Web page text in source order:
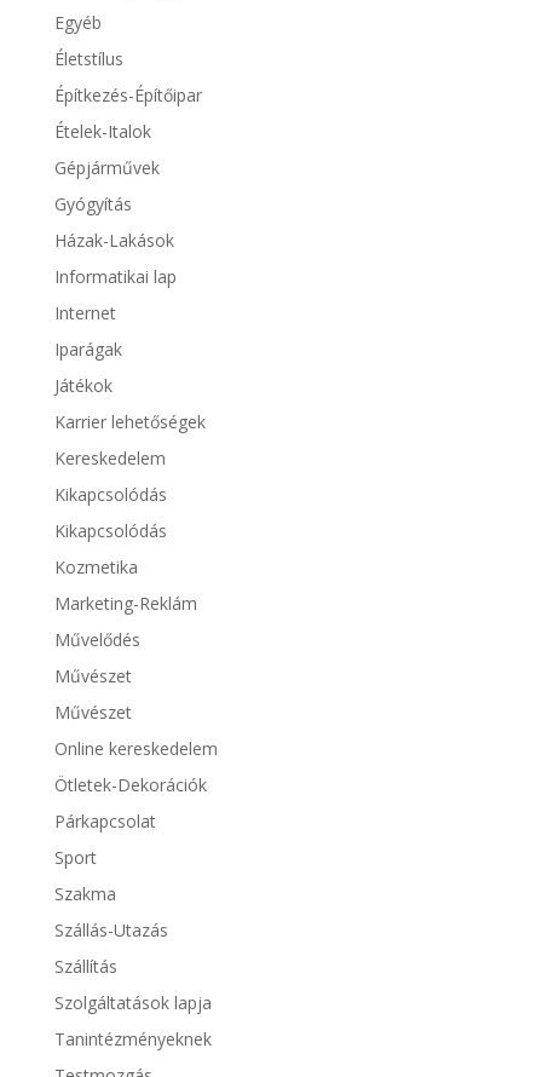
Egyéb
Életstílus
Építkezés-Építőipar
Ételek-Italok
Gépjárművek
Gyógyítás
Házak-Lakások
Informatikai lap
Internet
Iparágak
Játékok
Karrier lehetőségek
Kereskedelem
Kikapcsolódás
Kikapcsolódás
Kozmetika
Marketing-Reklám
Művelődés
Művészet
Művészet
Online kereskedelem
Ötletek-Dekorációk
Párkapcsolat
Sport
Szakma
Szállás-Utazás
Szállítás
Szolgáltatások lapja
Tanintézményeknek